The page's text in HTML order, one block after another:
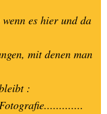
es hier und da
mit denen man
: